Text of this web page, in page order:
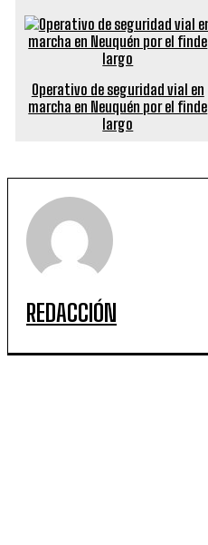
Operativo de seguridad vial en
marcha en Neuquén por el finde
largo
REDACCIÓN